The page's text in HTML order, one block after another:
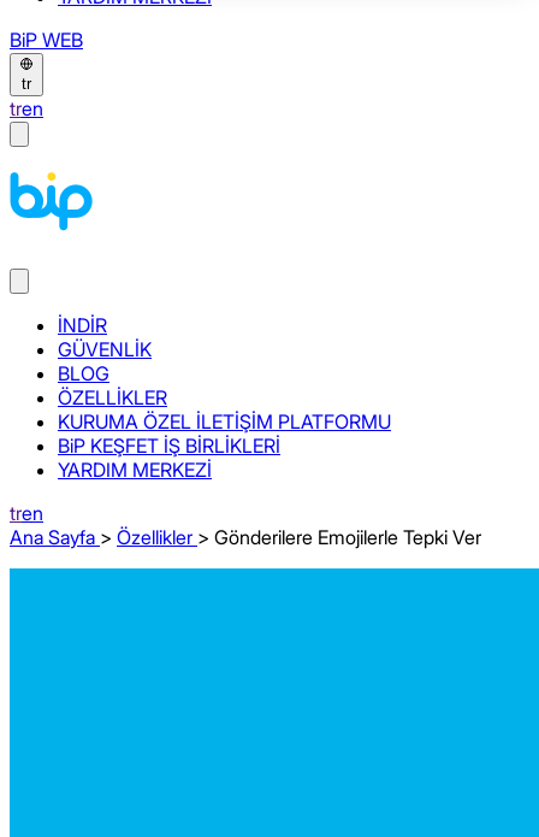
BiP WEB
tr
tren
İNDİR
GÜVENLİK
BLOG
ÖZELLİKLER
KURUMA ÖZEL İLETİŞİM PLATFORMU
BiP KEŞFET İŞ BİRLİKLERİ
YARDIM MERKEZİ
tren
Ana Sayfa > Özellikler > Gönderilere Emojilerle Tepki Ver